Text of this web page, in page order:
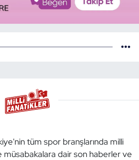
tüm spor branşlarında milli
müsabakalara dair son haberler ve